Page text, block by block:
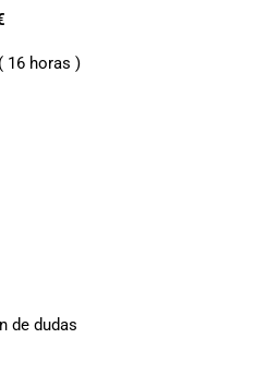
16 horas )
de dudas